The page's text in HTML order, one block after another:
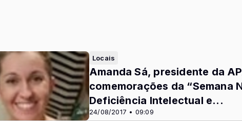
Locais
24/08/2017 • 09:09
Amanda Sá, presidente da
comemorações da “Semana
Deficiência Intelectual e...